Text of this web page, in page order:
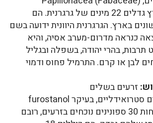
בארץ גדלים 22 מינים של גרגרנית. הם
בארץ. הגרגרנית היוונית ידועה בשם
כנראה מדרום-מערב אסיה, והיא
בהרי יהודה, בשפלה ובגליל
לבן או קרם. התרמיל פחוס ודמוי
זרעים בשלים
: ספונינים סטרואידליים, בעיקר furostanol
diglycoside. לפחות 30 ספונינים נוכחים בזרעים, רובם